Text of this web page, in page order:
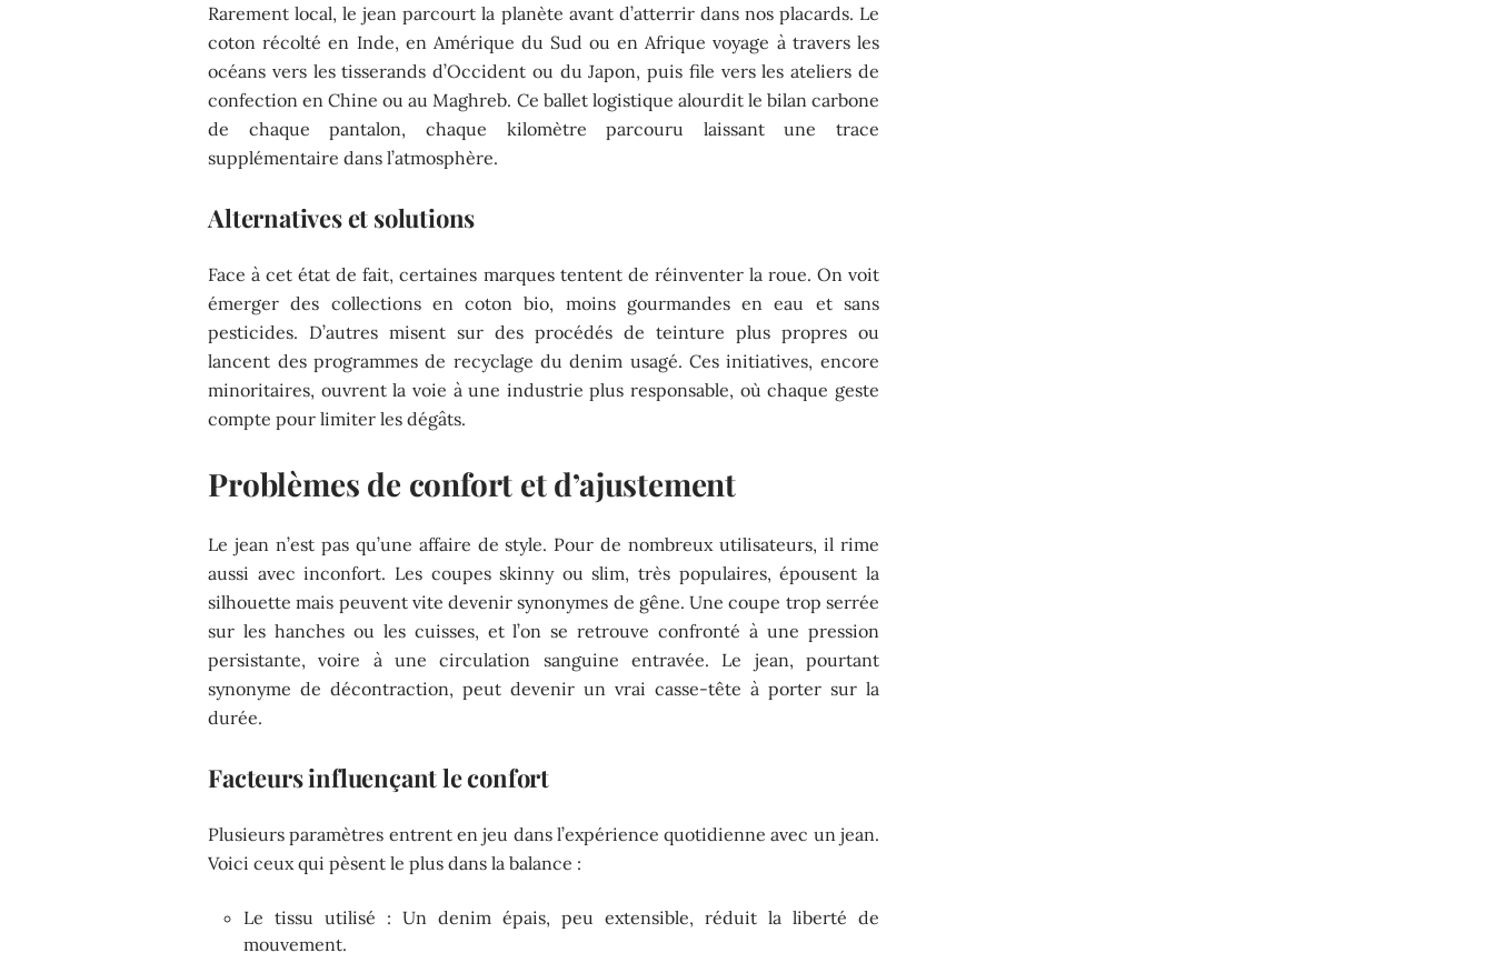
Rarement local, le jean parcourt la planète avant d’atterrir dans nos placards. Le
coton récolté en Inde, en Amérique du Sud ou en Afrique voyage à travers les
océans vers les tisserands d’Occident ou du Japon, puis file vers les ateliers de
confection en Chine ou au Maghreb. Ce ballet logistique alourdit le bilan carbone
de chaque pantalon, chaque kilomètre parcouru laissant une trace
supplémentaire dans l’atmosphère.
Alternatives et solutions
Face à cet état de fait, certaines marques tentent de réinventer la roue. On voit
émerger des collections en coton bio, moins gourmandes en eau et sans
pesticides. D’autres misent sur des procédés de teinture plus propres ou
lancent des programmes de recyclage du denim usagé. Ces initiatives, encore
minoritaires, ouvrent la voie à une industrie plus responsable, où chaque geste
compte pour limiter les dégâts.
Problèmes de confort et d’ajustement
Le jean n’est pas qu’une affaire de style. Pour de nombreux utilisateurs, il rime
aussi avec inconfort. Les coupes skinny ou slim, très populaires, épousent la
silhouette mais peuvent vite devenir synonymes de gêne. Une coupe trop serrée
sur les hanches ou les cuisses, et l’on se retrouve confronté à une pression
persistante, voire à une circulation sanguine entravée. Le jean, pourtant
synonyme de décontraction, peut devenir un vrai casse-tête à porter sur la
durée.
Facteurs influençant le confort
Plusieurs paramètres entrent en jeu dans l’expérience quotidienne avec un jean.
Voici ceux qui pèsent le plus dans la balance :
Le tissu utilisé : Un denim épais, peu extensible, réduit la liberté de
mouvement.